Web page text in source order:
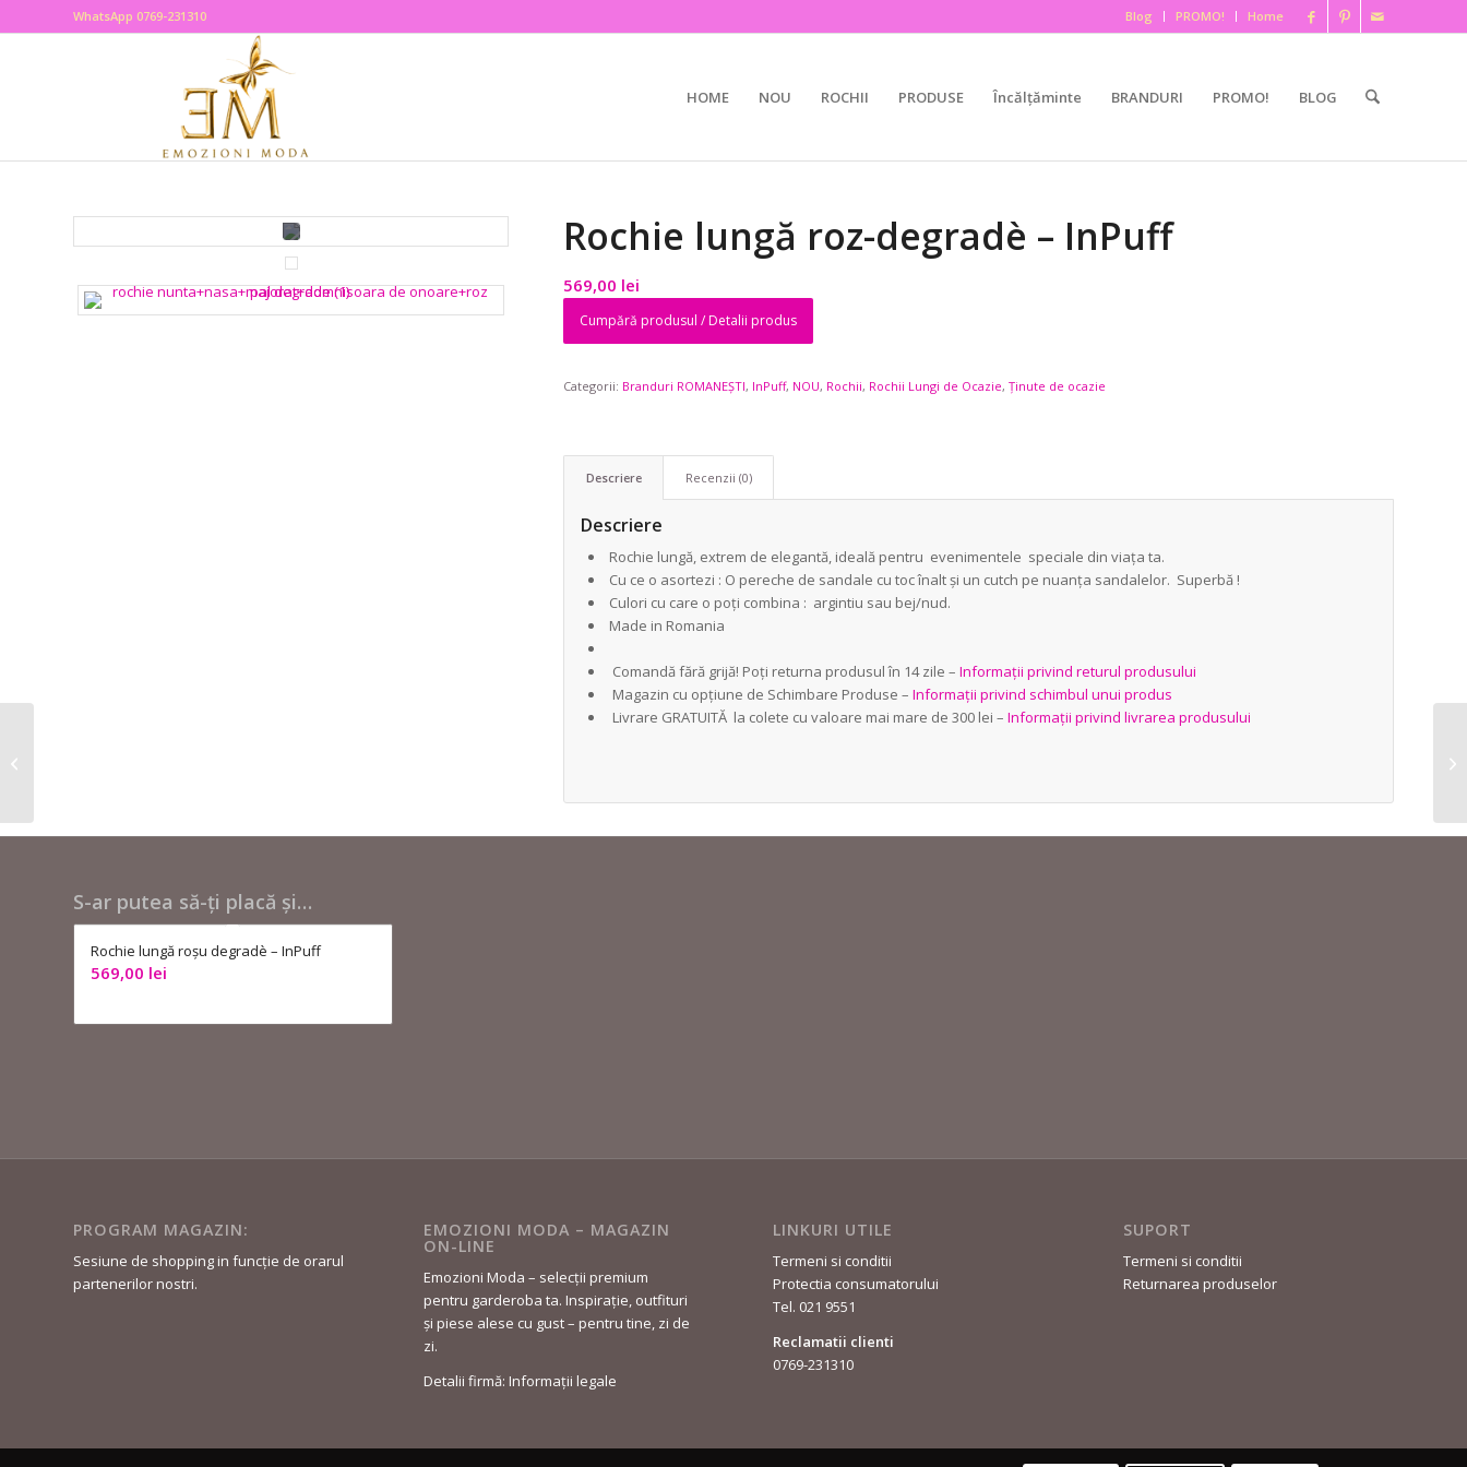
Blog PROMO! Home
WhatsApp 0769-231310
HOME NOU ROCHII PRODUSE Încălțăminte BRANDURI PROMO! BLOG
Rochie lungă roz-degradè – InPuff
569,00 lei
Cumpără produsul / Detalii produs
Categorii: Branduri ROMANEȘTI, InPuff, NOU, Rochii, Rochii Lungi de Ocazie,Ținute de ocazie
Descriere Recenzii (0)
Descriere
Rochie lungă, extrem de elegantă, ideală pentru evenimentele speciale din viața ta.
Cu ce o asortezi : O pereche de sandale cu toc înalt și un cutch pe nuanța sandalelor. Superbă !
Culori cu care o poți combina : argintiu sau bej/nud.
Made in Romania
Comandă fără grijă! Poți returna produsul în 14 zile – Informații privind returul produsului
Magazin cu opțiune de Schimbare Produse –Informații privind schimbul unui produs
Livrare GRATUITĂ la colete cu valoare mai mare de 300 lei –Informații privind livrarea produsului
S-ar putea să-ți placă și…
Rochie lungă roșu degradè – InPuff
569,00 lei
PROGRAM MAGAZIN:
Sesiune de shopping in funcție de orarul
partenerilor nostri.
EMOZIONI MODA – MAGAZIN
ON-LINE
Emozioni Moda – selecții premium
pentru garderoba ta. Inspirație, outfituri
și piese alese cu gust – pentru tine, zi de
zi.
Detalii firmă: Informații legale
LINKURI UTILE
Termeni si conditii
Protectia consumatorului
Tel. 021 9551
Reclamatii clienti
0769-231310
SUPORT
Termeni si conditii
Returnarea produselor